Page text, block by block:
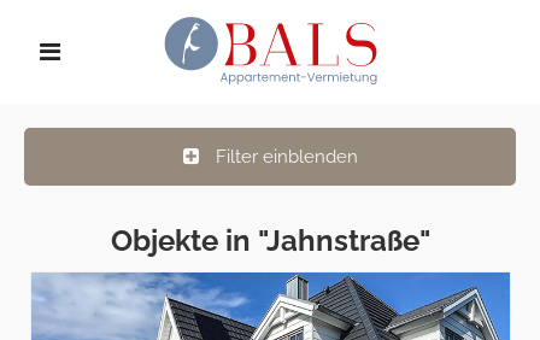
Filter einblenden
Objekte in "Jahnstraße"